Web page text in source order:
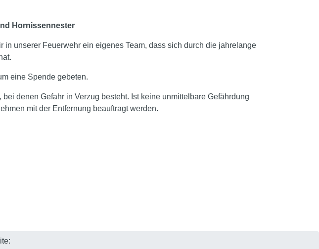
Hornissennester
unserer Feuerwehr ein eigenes Team, dass sich durch die jahrelange
eine Spende gebeten.
denen Gefahr in Verzug besteht. Ist keine unmittelbare Gefährdung
mit der Entfernung beauftragt werden.